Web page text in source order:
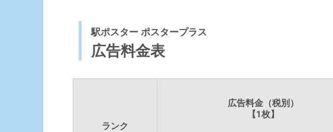
駅ポスター ポスタープラス
広告料金表
ランク
広告料金（税別）
【1枚】